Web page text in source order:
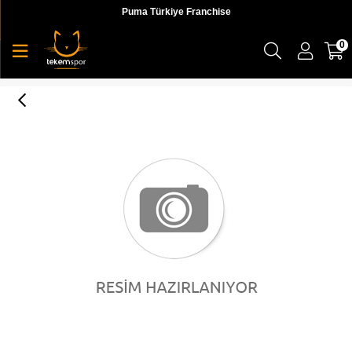
Puma Türkiye Franchise
0